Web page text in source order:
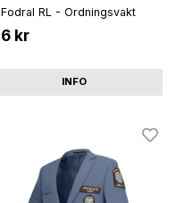
RL - Ordningsvakt
kr
INFO